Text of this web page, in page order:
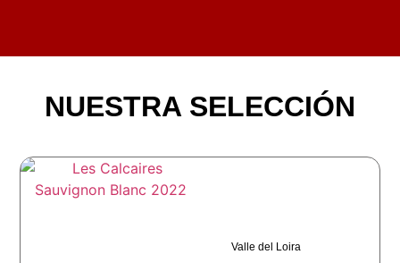
NUESTRA SELECCIÓN
Valle del Loira